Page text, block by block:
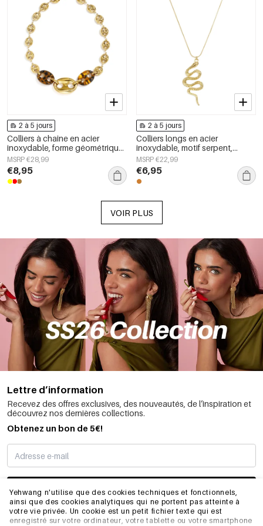
Yehwang n'utilise que des cookies techniques et fonctionnels,
ainsi que des cookies analytiques qui ne portent pas atteinte à
votre vie privée. Un cookie est un petit fichier texte qui est
enregistré sur votre ordinateur, votre tablette ou votre smartphone
2 à 5 jours
Colliers à chaîne en acier
inoxydable, forme géométrique,
collection simple pour le
quotidien, bijoux pour femmes
MSRP €28,99
€8,95
2 à 5 jours
Colliers longs en acier
inoxydable, motif serpent,
collection Daily Simple, bijoux
pour femmes
MSRP €22,99
€6,95
VOIR PLUS
Lettre d’information
Recevez des offres exclusives, des nouveautés, de l’inspiration et
découvrez nos dernières collections.
Obtenez un bon de 5€!
JE M’INSCRIS